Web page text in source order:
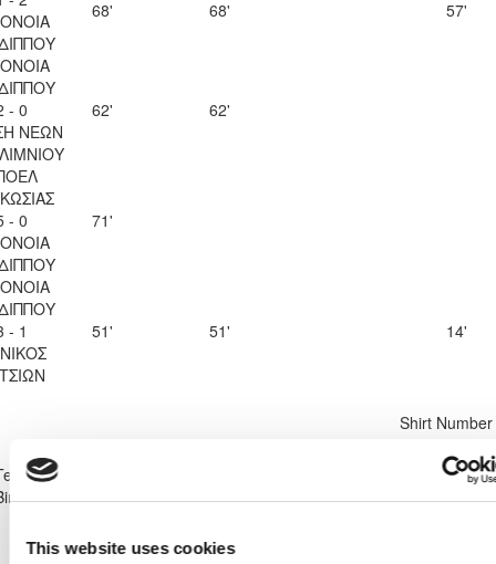
This website uses cookies
68' 68' 57'
- 0
ΝΕΩΝ
62' 62'
- 0
71'
- 1
51' 51' 14'
07/05/2010
Shirt Number
9